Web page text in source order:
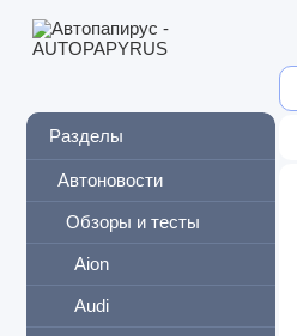
Разделы
Автоновости
Обзоры и тесты
Aion
Audi